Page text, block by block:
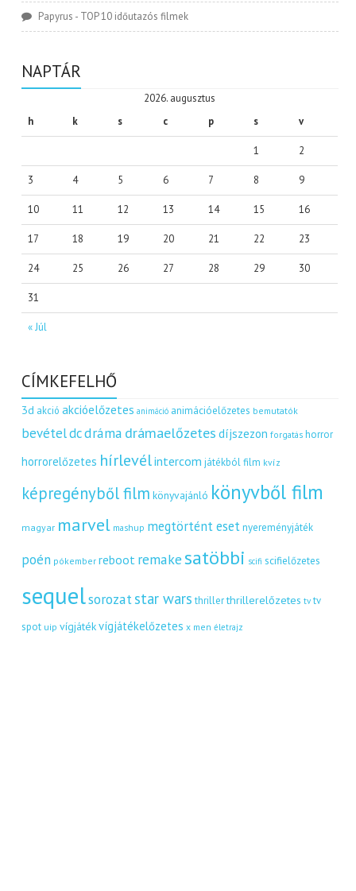
Papyrus - TOP 10 időutazós filmek
NAPTÁR
2026. augusztus
h
k s c p s v
« Júl
1 2
3 4 5 6 7 8 9
10 11 12 13 14 15 16
17 18 19 20 21 22 23
24 25 26 27 28 29 30
31
CÍMKEFELHŐ
3d akció akcióelőzetes animáció animációelőzetes bemutatók
bevételdcdráma drámaelőzetes díjszezon forgatás horror
horrorelőzetes hírlevélintercom játékból film kvíz
képregényből film könyvajánló könyvből film
magyar marvel mashup megtörtént eset nyereményjáték
poén pókember reboot remakesatöbbi scifi scifielőzetes
sequelsorozatstar wars thriller thrillerelőzetes tv tv
spot uip vígjátékvígjátékelőzetes x men életrajz